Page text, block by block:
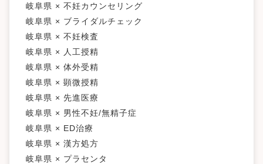
岐阜県 × 不妊カウンセリング
岐阜県 × ブライダルチェック
岐阜県 × 不妊検査
岐阜県 × 人工授精
岐阜県 × 体外受精
岐阜県 × 顕微授精
岐阜県 × 先進医療
岐阜県 × 男性不妊/無精子症
岐阜県 × ED治療
岐阜県 × 漢方処方
岐阜県 × プラセンタ